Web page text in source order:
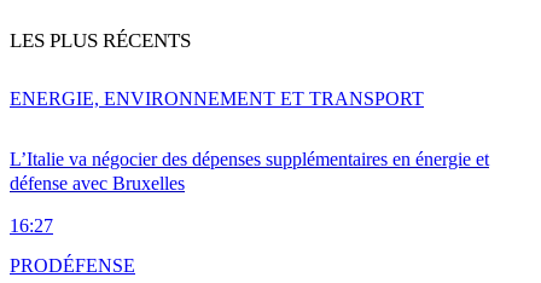
LES PLUS RÉCENTS
L’Italie va négocier des dépenses supplémentaires en énergie et
défense avec Bruxelles
16:27
ENERGIE, ENVIRONNEMENT ET TRANSPORT
PRODÉFENSE